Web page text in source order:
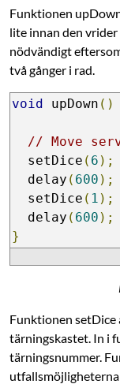
Funktionen
lite innan den
nödvändigt
två gånger i rad.
void upDown ()
// Move
  setDice
( 6 );
  delay
( 600 );
  setDice
( 1 );
  delay
( 600 );
}
Funktionen
tärningskastet. In i
tärningsnummer.